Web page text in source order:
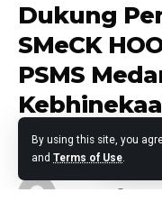
By using this site, you
and Terms of Use.
Dukung
SMeCK
PSMS